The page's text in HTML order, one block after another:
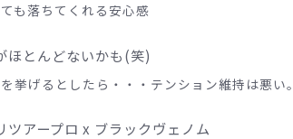
も落ちてくれる安心感
ほとんどないかも(笑)
挙げるとしたら・・・テンション維持は悪い。
ツアープロ x ブラックヴェノム